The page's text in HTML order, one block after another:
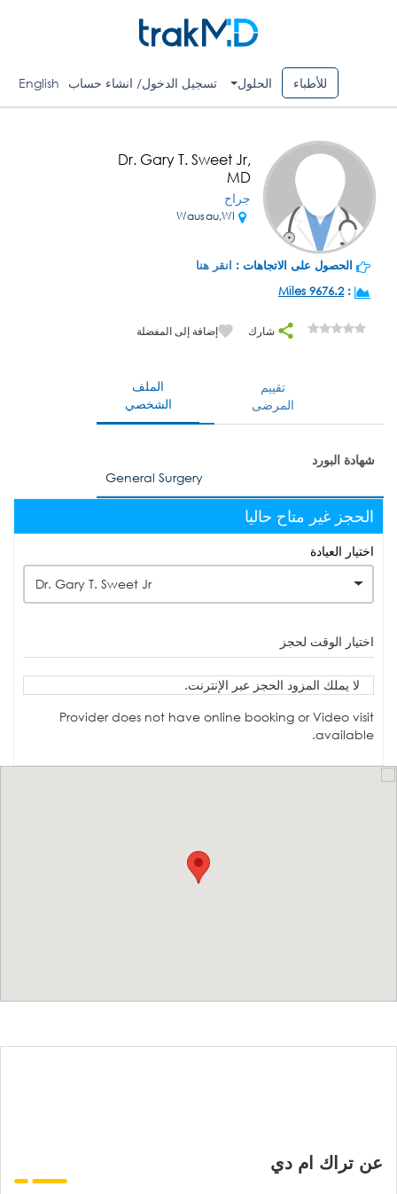
للأطباء الحلول تسجيل الدخول/ انشاء حساب English
Dr. Gary T. Sweet Jr,
MD
جراح
الحصول على الاتجاهات : انقر هنا
:
9676.2 Miles
شارك إضافة إلى المفضلة
الملف
الشخصي
تقييم
المرضى
شهادة البورد
General Surgery
الحجز غير متاح حاليا
اختيار العيادة
Dr. Gary T. Sweet Jr
اختيار الوقت لحجز
لا يملك المزود الحجز عبر الإنترنت.
Provider does not have online booking or Video visit
available.
عن تراك ام دي